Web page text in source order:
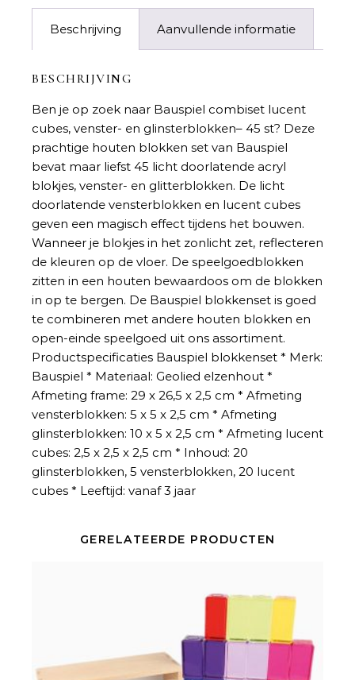
Beschrijving Aanvullende informatie
BESCHRIJVING
Ben je op zoek naar Bauspiel combiset lucent
cubes, venster- en glinsterblokken– 45 st? Deze
prachtige houten blokken set van Bauspiel
bevat maar liefst 45 licht doorlatende acryl
blokjes, venster- en glitterblokken. De licht
doorlatende vensterblokken en lucent cubes
geven een magisch effect tijdens het bouwen.
Wanneer je blokjes in het zonlicht zet, reflecteren
de kleuren op de vloer. De speelgoedblokken
zitten in een houten bewaardoos om de blokken
in op te bergen. De Bauspiel blokkenset is goed
te combineren met andere houten blokken en
open-einde speelgoed uit ons assortiment.
Productspecificaties Bauspiel blokkenset * Merk:
Bauspiel * Materiaal: Geolied elzenhout *
Afmeting frame: 29 x 26,5 x 2,5 cm * Afmeting
vensterblokken: 5 x 5 x 2,5 cm * Afmeting
glinsterblokken: 10 x 5 x 2,5 cm * Afmeting lucent
cubes: 2,5 x 2,5 x 2,5 cm * Inhoud: 20
glinsterblokken, 5 vensterblokken, 20 lucent
cubes * Leeftijd: vanaf 3 jaar
GERELATEERDE PRODUCTEN